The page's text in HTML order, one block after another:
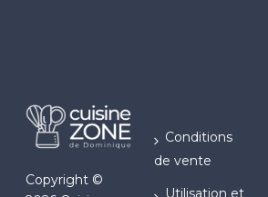
Copyright ©
Conditions
de vente